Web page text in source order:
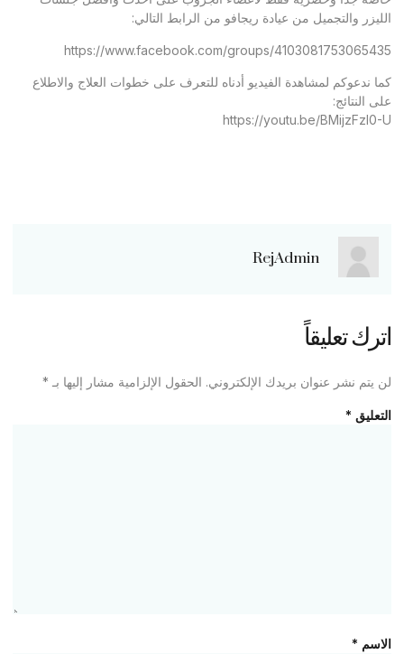
الليزر والتجميل من عيادة ريجافو من الرابط التالي:
https://www.facebook.com/groups/4103081753065435
كما ندعوكم لمشاهدة الفيديو أدناه للتعرف على خطوات العلاج والاطلاع
على النتائج:
https://youtu.be/BMijzFzl0-U
RejAdmin
اترك تعليقاً
لن يتم نشر عنوان بريدك الإلكتروني. الحقول الإلزامية مشار إليها بـ *
التعليق *
الاسم *